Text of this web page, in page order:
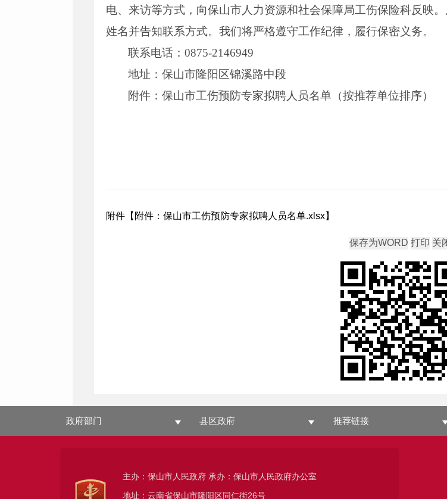
电、来访等方式，向保山市人力资源和社会保障局工伤保险科反映
姓名并告知联系方式。我们将严格遵守工作纪律，履行保密义务。
联系电话：0875-2146949
地址：保山市隆阳区锦溪路中段
附件：保山市工伤预防专家拟聘人员名单（按推荐单位排序）
附件【 附件：保山市工伤预防专家拟聘人员名单.xlsx】
政府部门 县区政府 推荐链接
主办：保山市人民政府 承办：保山市人民政府办公室
地址：云南省保山市隆阳区同仁街26号